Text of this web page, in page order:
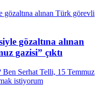
gözaltına alınan
gazisi” çıktı